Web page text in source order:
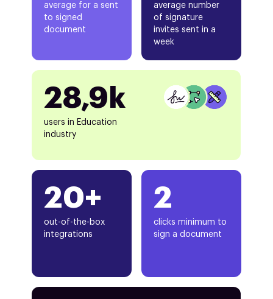
average for a sent
to signed
document
20+
out-of-the-box
integrations
average number
of signature
invites sent in a
week
28,9k
users in Education
industry
2
clicks minimum to
sign a document